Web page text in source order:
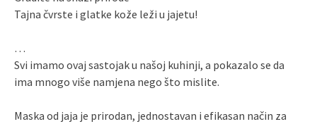
Tajna čvrste i glatke kože leži u jajetu!
…
Svi imamo ovaj sastojak u našoj kuhinji, a pokazalo se da
ima mnogo više namjena nego što mislite.
Maska od jaja je prirodan, jednostavan i efikasan način za